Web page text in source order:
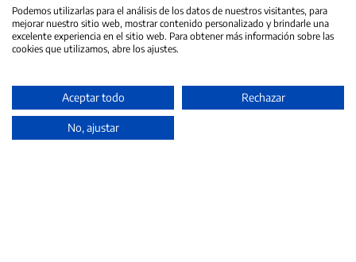
déjala enfriar. Mézclala con tus ingredientes
favoritos como tomate, pepino, aceitunas, y
adereza con una vinagreta de mostaza y miel.
calurosos!
Pasta al pesto: Prepara un pesto casero con
albahaca, piñones, ajo, aceite de oliva y queso
Podemos utilizarlas para el análisis de los datos de nuestros visitantes, para
mejorar nuestro sitio web, mostrar contenido personalizado y brindarle una
excelente experiencia en el sitio web. Para obtener más información sobre las
cookies que utilizamos, abre los ajustes.
Aceptar todo Rechazar
No, ajustar